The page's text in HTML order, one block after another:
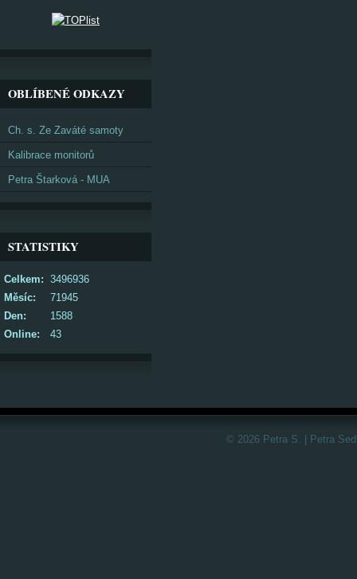
OBLÍBENÉ ODKAZY
Ch. s. Ze Zaváté samoty
Kalibrace monitorů
Petra Štarková - MUA
STATISTIKY
Online: 43
Celkem: 3496936
Měsíc:
71945
Den:
1588
© 2026 Petra S. | Petra